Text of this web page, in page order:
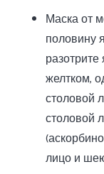
Маска от
половину
желтком,
столовой
столовой
лицо и